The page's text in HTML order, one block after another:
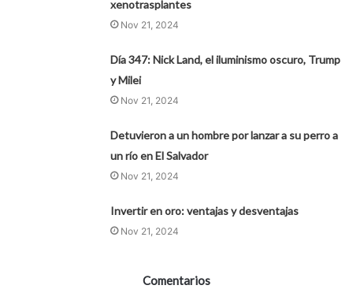
xenotrasplantes
Nov 21, 2024
Día 347: Nick Land, el iluminismo oscuro, Trump
y Milei
Nov 21, 2024
Detuvieron a un hombre por lanzar a su perro a
un río en El Salvador
Nov 21, 2024
Invertir en oro: ventajas y desventajas
Nov 21, 2024
Comentarios